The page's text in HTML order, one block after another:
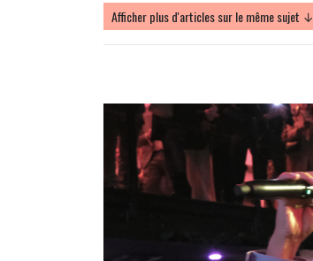
Afficher plus d'articles sur le même sujet ↓